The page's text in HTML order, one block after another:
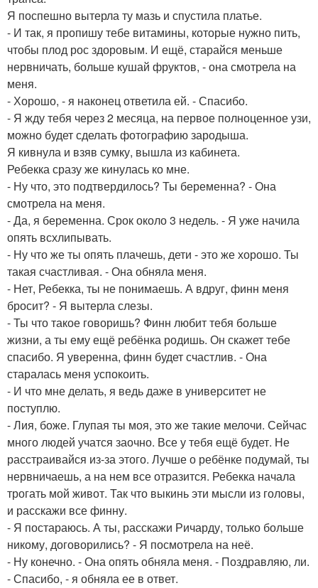
Я поспешно вытерла ту мазь и спустила платье.
- И так, я пропишу тебе витамины, которые нужно пить,
чтобы плод рос здоровым. И ещё, старайся меньше
нервничать, больше кушай фруктов, - она смотрела на
меня.
- Хорошо, - я наконец ответила ей. - Спасибо.
- Я жду тебя через 2 месяца, на первое полноценное узи,
можно будет сделать фотографию зародыша.
Я кивнула и взяв сумку, вышла из кабинета.
Ребекка сразу же кинулась ко мне.
- Ну что, это подтвердилось? Ты беременна? - Она
смотрела на меня.
- Да, я беременна. Срок около 3 недель. - Я уже начила
опять всхлипывать.
- Ну что же ты опять плачешь, дети - это же хорошо. Ты
такая счастливая. - Она обняла меня.
- Нет, Ребекка, ты не понимаешь. А вдруг, финн меня
бросит? - Я вытерла слезы.
- Ты что такое говоришь? Финн любит тебя больше
жизни, а ты ему ещё ребёнка родишь. Он скажет тебе
спасибо. Я уверенна, финн будет счастлив. - Она
старалась меня успокоить.
- И что мне делать, я ведь даже в университет не
поступлю.
- Лия, боже. Глупая ты моя, это же такие мелочи. Сейчас
много людей учатся заочно. Все у тебя ещё будет. Не
расстраивайся из-за этого. Лучше о ребёнке подумай, ты
нервничаешь, а на нем все отразится. Ребекка начала
трогать мой живот. Так что выкинь эти мысли из головы,
и расскажи все финну.
- Я постараюсь. А ты, расскажи Ричарду, только больше
никому, договорились? - Я посмотрела на неё.
- Ну конечно. - Она опять обняла меня. - Поздравляю, ли.
- Спасибо, - я обняла ее в ответ.